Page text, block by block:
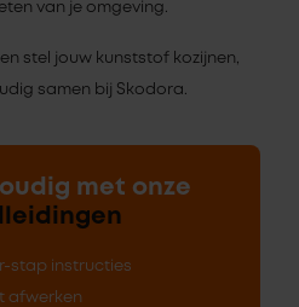
van je omgeving.
stel jouw kunststof kozijnen,
samen bij Skodora.
met onze
stap instructies
afwerken